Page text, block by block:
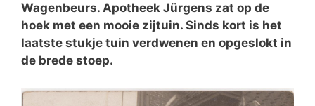
Wagenbeurs. Apotheek Jürgens zat op de
hoek met een mooie zijtuin. Sinds kort is het
laatste stukje tuin verdwenen en opgeslokt in
de brede stoep.